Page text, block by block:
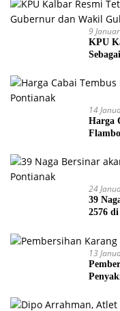
9
KPU
14
Harga
24
39
2576
13